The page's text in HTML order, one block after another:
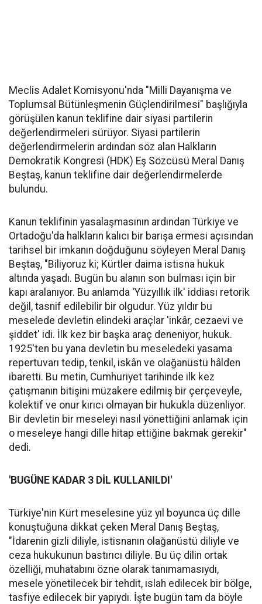
Meclis Adalet Komisyonu'nda "Milli Dayanışma ve
Toplumsal Bütünleşmenin Güçlendirilmesi" başlığıyla
görüşülen kanun teklifine dair siyasi partilerin
değerlendirmeleri sürüyor. Siyasi partilerin
değerlendirmelerin ardından söz alan Halkların
Demokratik Kongresi (HDK) Eş Sözcüsü Meral Danış
Beştaş, kanun teklifine dair değerlendirmelerde
bulundu.
Kanun teklifinin yasalaşmasının ardından Türkiye ve
Ortadoğu'da halkların kalıcı bir barışa ermesi açısından
tarihsel bir imkanın doğduğunu söyleyen Meral Danış
Beştaş, "Biliyoruz ki; Kürtler daima istisna hukuk
altında yaşadı. Bugün bu alanın son bulması için bir
kapı aralanıyor. Bu anlamda 'Yüzyıllık ilk' iddiası retorik
değil, tasnif edilebilir bir olgudur. Yüz yıldır bu
meselede devletin elindeki araçlar 'inkâr, cezaevi ve
şiddet' idi. İlk kez bir başka araç deneniyor, hukuk.
1925'ten bu yana devletin bu meseledeki yasama
repertuvarı tedip, tenkil, iskân ve olağanüstü hâlden
ibaretti. Bu metin, Cumhuriyet tarihinde ilk kez
çatışmanın bitişini müzakere edilmiş bir çerçeveyle,
kolektif ve onur kırıcı olmayan bir hukukla düzenliyor.
Bir devletin bir meseleyi nasıl yönettiğini anlamak için
o meseleye hangi dille hitap ettiğine bakmak gerekir"
dedi.
'BUGÜNE KADAR 3 DİL KULLANILDI'
Türkiye'nin Kürt meselesine yüz yıl boyunca üç dille
konuştuğuna dikkat çeken Meral Danış Beştaş,
"İdarenin gizli diliyle, istisnanın olağanüstü diliyle ve
ceza hukukunun bastırıcı diliyle. Bu üç dilin ortak
özelliği, muhatabını özne olarak tanımamasıydı,
mesele yönetilecek bir tehdit, ıslah edilecek bir bölge,
tasfiye edilecek bir yapıydı. İşte bugün tam da böyle